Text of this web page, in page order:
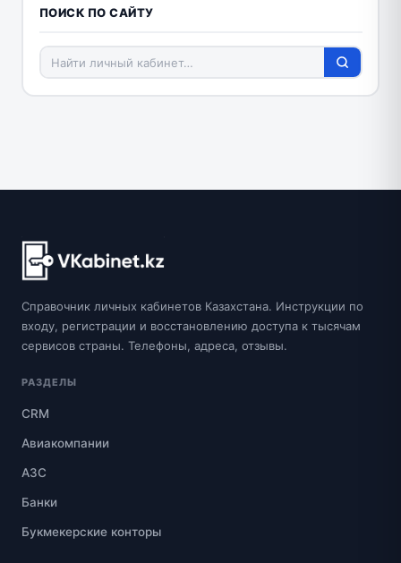
ПОИСК ПО САЙТУ
Справочник личных кабинетов Казахстана. Инструкции по
входу, регистрации и восстановлению доступа к тысячам
сервисов страны. Телефоны, адреса, отзывы.
РАЗДЕЛЫ
CRM
Авиакомпании
АЗС
Банки
Букмекерские конторы